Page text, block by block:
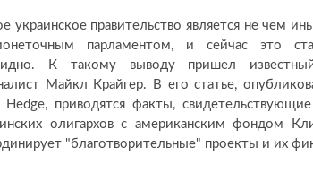
украинское правительство является не чем
парламентом, и сейчас это
К такому выводу пришел
Майкл Крайгер. В его статье,
Hedge, приводятся факты,
олигархов с американским фондом
"благотворительные" проекты и их